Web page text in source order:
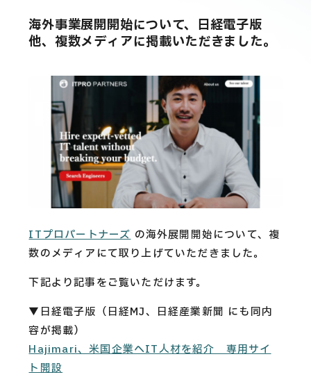
NEWS
MEMBERS
CAREERS
CONTACT
Privacy Policy
Security Action
海外事業展開開始について、日経電子版
他、複数メディアに掲載いただきました。
ITプロパートナーズの海外展開開始について、複
数のメディアにて取り上げていただきました。
下記より記事をご覧いただけます。
▼日経電子版（日経MJ、日経産業新聞 にも同内
容が掲載）
Hajimari、米国企業へIT人材を紹介 専用サイ
ト開設